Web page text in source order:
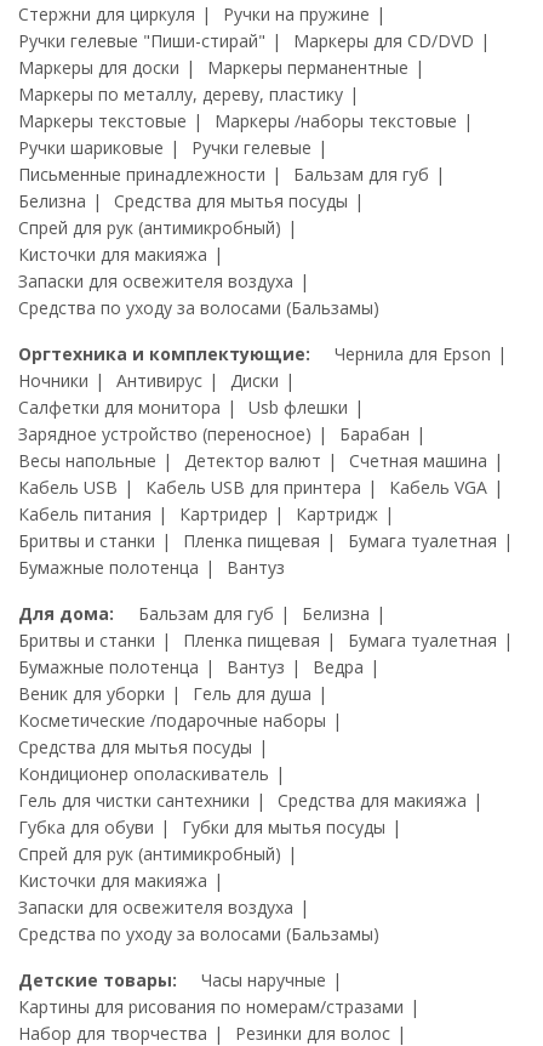
Стержни для циркуля
Ручки на пружине
Ручки гелевые "Пиши-стирай"
Маркеры для CD/DVD
Маркеры для доски
Маркеры перманентные
Маркеры по металлу, дереву, пластику
Маркеры текстовые
Маркеры /наборы текстовые
Ручки шариковые
Ручки гелевые
Письменные принадлежности
Бальзам для губ
Белизна
Средства для мытья посуды
Спрей для рук (антимикробный)
Кисточки для макияжа
Запаски для освежителя воздуха
Средства по уходу за волосами (Бальзамы)
Оргтехника и комплектующие:
Чернила для Epson
Ночники
Антивирус
Диски
Салфетки для монитора
Usb флешки
Зарядное устройство (переносное)
Барабан
Весы напольные
Детектор валют
Счетная машина
Кабель USB
Кабель USB для принтера
Кабель VGA
Кабель питания
Картридер
Картридж
Бритвы и станки
Пленка пищевая
Бумага туалетная
Бумажные полотенца
Вантуз
Для дома:
Бальзам для губ
Белизна
Бритвы и станки
Пленка пищевая
Бумага туалетная
Бумажные полотенца
Вантуз
Ведра
Веник для уборки
Гель для душа
Косметические /подарочные наборы
Средства для мытья посуды
Кондиционер ополаскиватель
Гель для чистки сантехники
Средства для макияжа
Губка для обуви
Губки для мытья посуды
Спрей для рук (антимикробный)
Кисточки для макияжа
Запаски для освежителя воздуха
Средства по уходу за волосами (Бальзамы)
Детские товары:
Часы наручные
Картины для рисования по номерам/стразами
Набор для творчества
Резинки для волос